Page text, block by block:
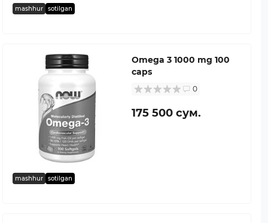
mashhur sotilgan
mashhur sotilgan
Omega 3 1000 mg 100
caps
0
175 500 сум.